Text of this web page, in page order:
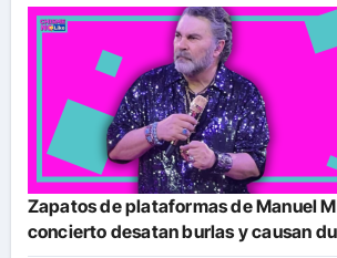
Zapatos de plataformas de Manuel
concierto desatan burlas y causan